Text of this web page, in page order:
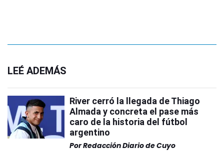
LEÉ ADEMÁS
River cerró la llegada de Thiago
Almada y concreta el pase más
caro de la historia del fútbol
argentino
PorRedacción Diario de Cuyo